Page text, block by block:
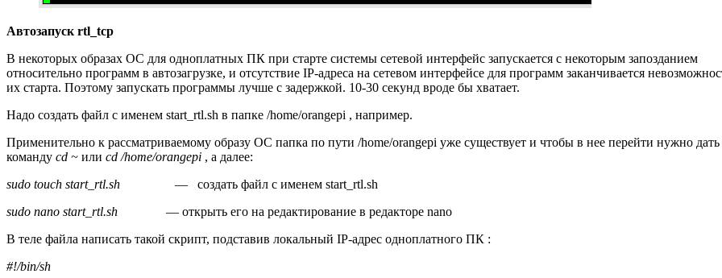
Автозапуск rtl_tcp
В некоторых образах ОС для одноплатных ПК при старте системы сетевой интерфейс запускается с некоторым запозданием
относительно программ в автозагрузке, и отсутствие IP-адреса на сетевом интерфейсе для программ заканчивается
их старта. Поэтому запускать программы лучше с задержкой. 10-30 секунд вроде бы хватает.
Надо создать файл с именем start_rtl.sh в папке /home/orangepi , например.
Применительно к рассматриваемому образу ОС папка по пути /home/orangepi уже существует и чтобы в нее перейти нужно дать
команду cd ~ или cd /home/orangepi , а далее:
sudo touch start_ rtl.sh — создать файл с именем start_rtl.sh
sudo nano start_ rtl.sh — открыть его на редактирование в редакторе nano
В теле файла написать такой скрипт, подставив локальный IP-адрес одноплатного ПК :
#!/bin/sh